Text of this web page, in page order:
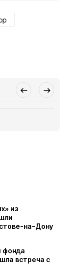
из
на-Дону
фонда
встреча с